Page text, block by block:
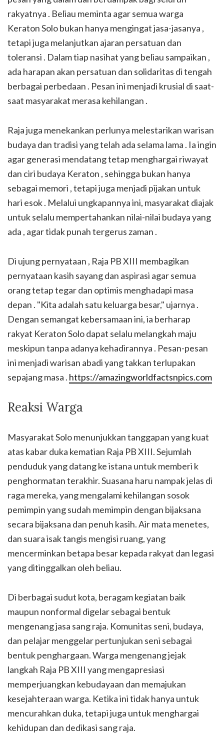
rakyatnya . Beliau meminta agar semua warga
Keraton Solo bukan hanya mengingat jasa-jasanya ,
tetapi juga melanjutkan ajaran persatuan dan
toleransi . Dalam tiap nasihat yang beliau sampaikan ,
ada harapan akan persatuan dan solidaritas di tengah
berbagai perbedaan . Pesan ini menjadi krusial di saat-
saat masyarakat merasa kehilangan .
Raja juga menekankan perlunya melestarikan warisan
budaya dan tradisi yang telah ada selama lama . Ia ingin
agar generasi mendatang tetap menghargai riwayat
dan ciri budaya Keraton , sehingga bukan hanya
sebagai memori , tetapi juga menjadi pijakan untuk
hari esok . Melalui ungkapannya ini, masyarakat diajak
untuk selalu mempertahankan nilai-nilai budaya yang
ada , agar tidak punah tergerus zaman .
Di ujung pernyataan , Raja PB XIII membagikan
pernyataan kasih sayang dan aspirasi agar semua
orang tetap tegar dan optimis menghadapi masa
depan . "Kita adalah satu keluarga besar," ujarnya .
Dengan semangat kebersamaan ini, ia berharap
rakyat Keraton Solo dapat selalu melangkah maju
meskipun tanpa adanya kehadirannya . Pesan-pesan
ini menjadi warisan abadi yang takkan terlupakan
sepajang masa . https://amazingworldfactsnpics.com
Reaksi Warga
Masyarakat Solo menunjukkan tanggapan yang kuat
atas kabar duka kematian Raja PB XIII. Sejumlah
penduduk yang datang ke istana untuk memberi k
penghormatan terakhir. Suasana haru nampak jelas di
raga mereka, yang mengalami kehilangan sosok
pemimpin yang sudah memimpin dengan bijaksana
secara bijaksana dan penuh kasih. Air mata menetes,
dan suara isak tangis mengisi ruang, yang
mencerminkan betapa besar kepada rakyat dan legasi
yang ditinggalkan oleh beliau.
Di berbagai sudut kota, beragam kegiatan baik
maupun nonformal digelar sebagai bentuk
mengenang jasa sang raja. Komunitas seni, budaya,
dan pelajar menggelar pertunjukan seni sebagai
bentuk penghargaan. Warga mengenang jejak
langkah Raja PB XIII yang mengapresiasi
memperjuangkan kebudayaan dan memajukan
kesejahteraan warga. Ketika ini tidak hanya untuk
mencurahkan duka, tetapi juga untuk menghargai
kehidupan dan dedikasi sang raja.